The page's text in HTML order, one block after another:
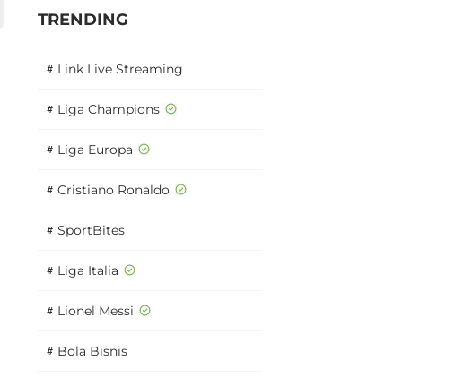
TRENDING
# Link Live Streaming
# Liga Champions
# Liga Europa
# Cristiano Ronaldo
# SportBites
# Liga Italia
# Lionel Messi
# Bola Bisnis